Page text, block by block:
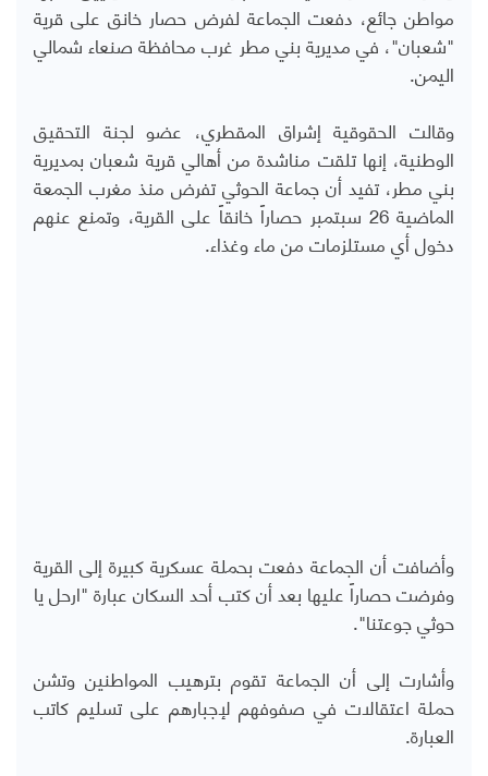
مواطن جائع، دفعت الجماعة لفرض حصار خانق على قرية
"شعبان"، في مديرية بني مطر غرب محافظة صنعاء شمالي
اليمن.
وقالت الحقوقية إشراق المقطري، عضو لجنة التحقيق
الوطنية، إنها تلقت مناشدة من أهالي قرية شعبان بمديرية
بني مطر، تفيد أن جماعة الحوثي تفرض منذ مغرب الجمعة
الماضية 26 سبتمبر حصاراً خانقاً على القرية، وتمنع عنهم
دخول أي مستلزمات من ماء وغذاء.
وأضافت أن الجماعة دفعت بحملة عسكرية كبيرة إلى القرية
وفرضت حصاراً عليها بعد أن كتب أحد السكان عبارة "ارحل يا
حوثي جوعتنا".
وأشارت إلى أن الجماعة تقوم بترهيب المواطنين وتشن
حملة اعتقالات في صفوفهم لإجبارهم على تسليم كاتب
العبارة.